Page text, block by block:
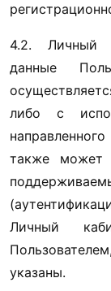
4.2. Личный
данные
либо с
также может
Личный
указаны.